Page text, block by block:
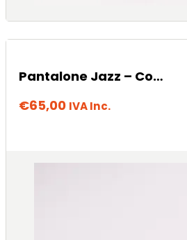
Pantalone Jazz – Cocoa
€65,00 IVA Inc.